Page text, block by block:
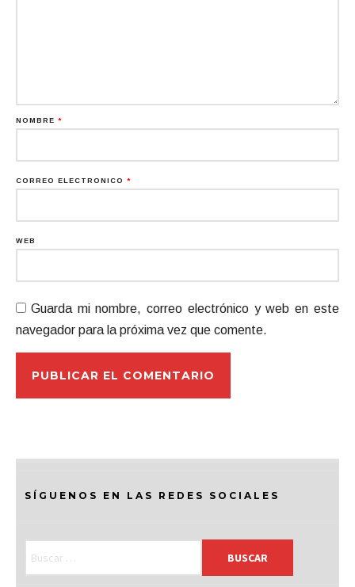
NOMBRE *
CORREO ELECTRÓNICO *
WEB
Guarda mi nombre, correo electrónico y web en este
navegador para la próxima vez que comente.
SÍGUENOS EN LAS REDES SOCIALES